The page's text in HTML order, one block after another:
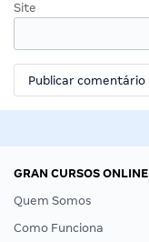
Site
GRAN CURSOS ONLINE
Quem Somos
Como Funciona